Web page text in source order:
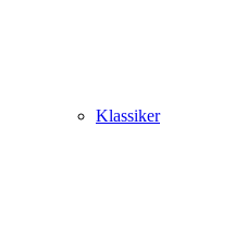
Klassiker